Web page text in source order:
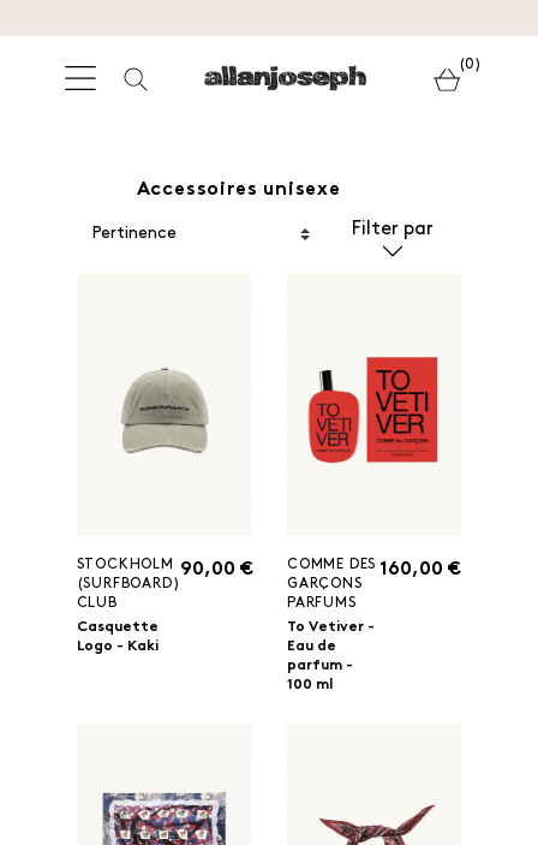
(0)
Accessoires unisexe
Filter par
STOCKHOLM
(SURFBOARD)
CLUB
Casquette
Logo - Kaki
90,00 €
COMME DES
GARÇONS
PARFUMS
To Vetiver -
Eau de
parfum -
100 ml
160,00 €